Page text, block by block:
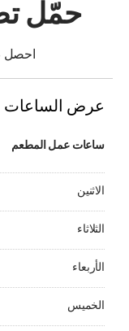
حمّل
احصل
عرض الساعات
ساعات عمل المطعم
الاثنين
الثلاثاء
الأربعاء
الأربعاء مفتوح 24 ساعة
الخميس